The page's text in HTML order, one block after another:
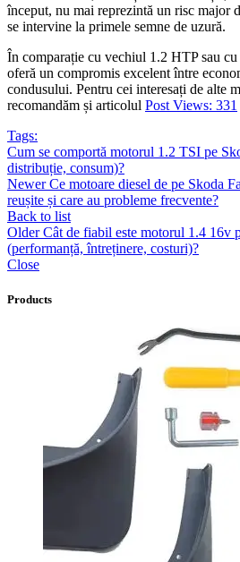
început, nu mai reprezintă un risc major
se intervine la primele semne de uzură.
În comparație cu vechiul 1.2 HTP sau
oferă un compromis excelent între
condusului. Pentru cei interesați de alte
recomandăm și articolul Post Views: 331
Tags:
Cum se comportă motorul 1.2 TSI pe
distribuție, consum)?
Newer Ce motoare diesel de pe Skoda
reușite și care au probleme frecvente?
Back to list
Older Cât de fiabil este motorul 1.4 16v
(performanță, întreținere, costuri)?
Close
Products